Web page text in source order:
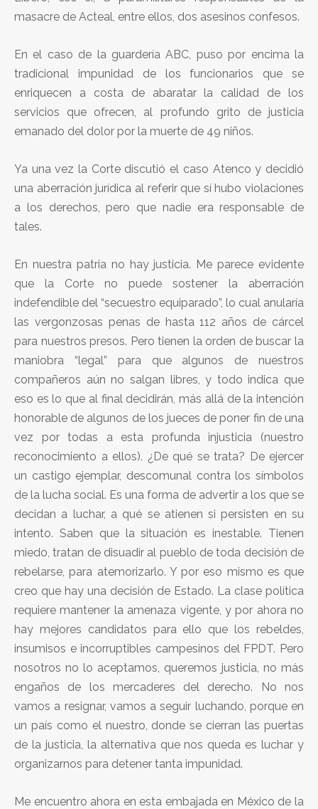
masacre de Acteal, entre ellos, dos asesinos confesos.
En el caso de la guardería ABC, puso por encima la
tradicional impunidad de los funcionarios que se
enriquecen a costa de abaratar la calidad de los
servicios que ofrecen, al profundo grito de justicia
emanado del dolor por la muerte de 49 niños.
Ya una vez la Corte discutió el caso Atenco y decidió
una aberración jurídica al referir que sí hubo violaciones
a los derechos, pero que nadie era responsable de
tales.
En nuestra patria no hay justicia. Me parece evidente
que la Corte no puede sostener la aberración
indefendible del “secuestro equiparado”, lo cual anularía
las vergonzosas penas de hasta 112 años de cárcel
para nuestros presos. Pero tienen la orden de buscar la
maniobra “legal” para que algunos de nuestros
compañeros aún no salgan libres, y todo indica que
eso es lo que al final decidirán, más allá de la intención
honorable de algunos de los jueces de poner fin de una
vez por todas a esta profunda injusticia (nuestro
reconocimiento a ellos). ¿De qué se trata? De ejercer
un castigo ejemplar, descomunal contra los símbolos
de la lucha social. Es una forma de advertir a los que se
decidan a luchar, a qué se atienen si persisten en su
intento. Saben que la situación es inestable. Tienen
miedo, tratan de disuadir al pueblo de toda decisión de
rebelarse, para atemorizarlo. Y por eso mismo es que
creo que hay una decisión de Estado. La clase política
requiere mantener la amenaza vigente, y por ahora no
hay mejores candidatos para ello que los rebeldes,
insumisos e incorruptibles campesinos del FPDT. Pero
nosotros no lo aceptamos, queremos justicia, no más
engaños de los mercaderes del derecho. No nos
vamos a resignar, vamos a seguir luchando, porque en
un país como el nuestro, donde se cierran las puertas
de la justicia, la alternativa que nos queda es luchar y
organizarnos para detener tanta impunidad.
Me encuentro ahora en esta embajada en México de la